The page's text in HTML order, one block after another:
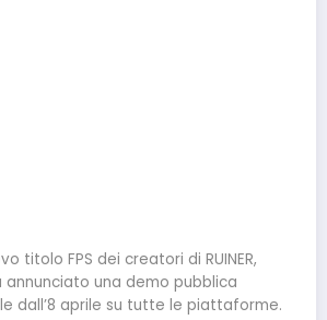
titolo FPS dei creatori di RUINER,
annunciato una demo pubblica
dall’8 aprile su tutte le piattaforme.